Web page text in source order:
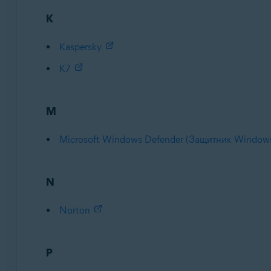
K
Kaspersky
K7
M
Microsoft Windows Defender (Защитник
N
Norton
P